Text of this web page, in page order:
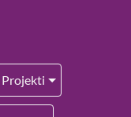
Projekti